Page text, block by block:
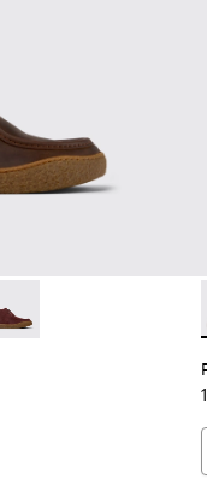
004 - Brown Nubuck
005
- K300530-003
Terreno - K300530-